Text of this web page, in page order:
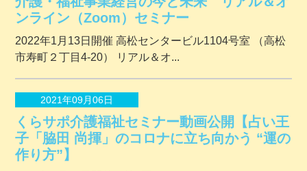
ンライン（Zoom）セミナー
2022年1月13日開催 ⾼松センタービル1104号室 （⾼松
市寿町２丁⽬4-20） リアル＆オ...
2021年09月06日
くらサポ介護福祉セミナー動画公開【占い王
子「脇田 尚揮」のコロナに立ち向かう “運の
作り方”】